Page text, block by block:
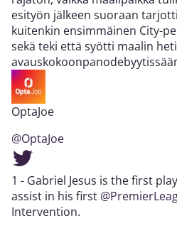
esityön jälkeen suoraan
kuitenkin ensimmäinen City-
sekä teki että syötti maalin heti
OptaJoe
@OptaJoe
1 - Gabriel Jesus is the first
assist in his first
Intervention.